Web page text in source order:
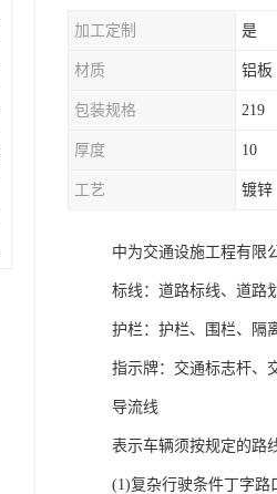
加工定制 是
材质 铝板
包装规格 219
厚度 10
工艺 镀锌
中为交通设施工程有限
标线：道路标线、道路
护栏：护栏、围栏、隔
指示牌：交通标志杆、
导流线
表示车辆须按规定的路
(1)复杂行驶条件丁字路